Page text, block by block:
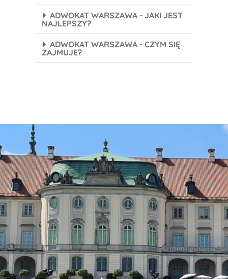
ADWOKAT WARSZAWA - JAKI JEST
NAJLEPSZY?
ADWOKAT WARSZAWA - CZYM SIĘ
ZAJMUJE?